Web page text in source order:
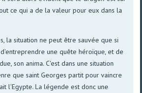
ce qui a de la valeur pour eux dans la
la situation ne peut être sauvée que si
une quête héroïque, et de
son anima. C'est dans une situation
que saint Georges partit pour vaincre
l'Egypte. La légende est donc une